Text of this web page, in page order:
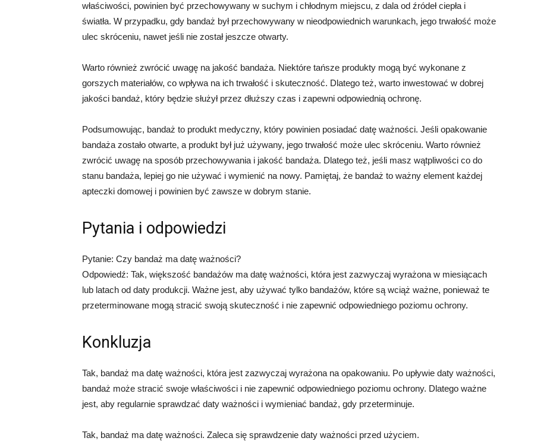
właściwości, powinien być przechowywany w suchym i chłodnym miejscu, z dala od źródeł ciepła i
światła. W przypadku, gdy bandaż był przechowywany w nieodpowiednich warunkach, jego trwałość może
ulec skróceniu, nawet jeśli nie został jeszcze otwarty.
Warto również zwrócić uwagę na jakość bandaża. Niektóre tańsze produkty mogą być wykonane z
gorszych materiałów, co wpływa na ich trwałość i skuteczność. Dlatego też, warto inwestować w dobrej
jakości bandaż, który będzie służył przez dłuższy czas i zapewni odpowiednią ochronę.
Podsumowując, bandaż to produkt medyczny, który powinien posiadać datę ważności. Jeśli opakowanie
bandaża zostało otwarte, a produkt był już używany, jego trwałość może ulec skróceniu. Warto również
zwrócić uwagę na sposób przechowywania i jakość bandaża. Dlatego też, jeśli masz wątpliwości co do
stanu bandaża, lepiej go nie używać i wymienić na nowy. Pamiętaj, że bandaż to ważny element każdej
apteczki domowej i powinien być zawsze w dobrym stanie.
Pytania i odpowiedzi
Pytanie: Czy bandaż ma datę ważności?
Odpowiedź: Tak, większość bandażów ma datę ważności, która jest zazwyczaj wyrażona w miesiącach
lub latach od daty produkcji. Ważne jest, aby używać tylko bandażów, które są wciąż ważne, ponieważ te
przeterminowane mogą stracić swoją skuteczność i nie zapewnić odpowiedniego poziomu ochrony.
Konkluzja
Tak, bandaż ma datę ważności, która jest zazwyczaj wyrażona na opakowaniu. Po upływie daty ważności,
bandaż może stracić swoje właściwości i nie zapewnić odpowiedniego poziomu ochrony. Dlatego ważne
jest, aby regularnie sprawdzać daty ważności i wymieniać bandaż, gdy przeterminuje.
Tak, bandaż ma datę ważności. Zaleca się sprawdzenie daty ważności przed użyciem.